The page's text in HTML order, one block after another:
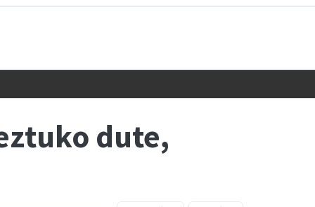
dute,